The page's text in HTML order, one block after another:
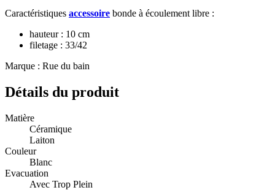
Caractéristiques accessoire bonde à écoulement libre :
hauteur : 10 cm
filetage : 33/42
Marque : Rue du bain
Détails du produit
Matière
Céramique
Laiton
Couleur
Blanc
Evacuation
Avec Trop Plein